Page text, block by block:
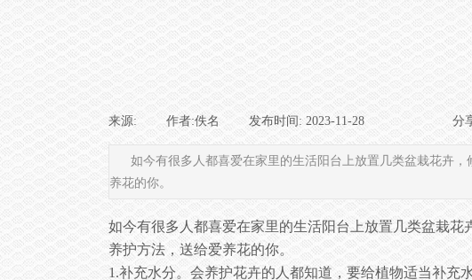
来源: 作者:佚名 发布时间: 2023-11-28 分
如今有很多人都喜爱在家里的生活阳台上放置几类盆栽花卉
养花的你。
如今有很多人都喜爱在家里的生活阳台上放置几类盆栽
养护方法，送给爱养花的你。
1.补充水分。会养护花卉的人都知道，要给植物适当补